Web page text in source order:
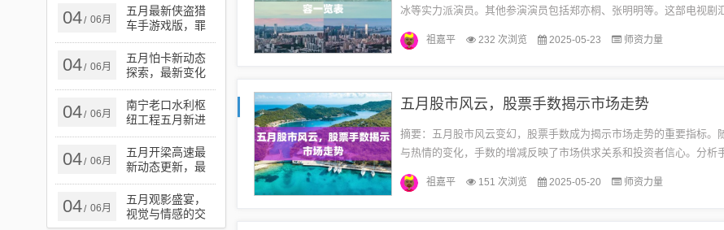
04/ 06月
五月最新侠盗猎
车手游戏版，罪
恶之都新篇章开
启
04/ 06月
五月怕卡新动态
探索，最新变化
一览
04/ 06月
南宁老口水利枢
纽工程五月新进
展与未来展望，
五月最新动态揭
秘！
04/ 06月
五月开梁高速最
新动态更新，最
新报道汇总
04/ 06月
五月观影盛宴，
视觉与情感的交
冰等实力派演员。其他参演演员包括郑亦桐、张明明等。这部电视剧
技精湛的演员，展现了精彩的演技和出色的表现。观众可以期待这部
彩...
祖嘉平 232 次浏览 2025-05-23 师资力量
五月股市风云，股票手数揭示市场走势
摘要：五月股市风云变幻，股票手数成为揭示市场走势的重要指标。
与热情的变化，手数的增减反映了市场供求关系和投资者信心。分析
于预测市场趋势，为投资者提供决策参考。五月股市的波动与手数的
关...
祖嘉平 151 次浏览 2025-05-20 师资力量